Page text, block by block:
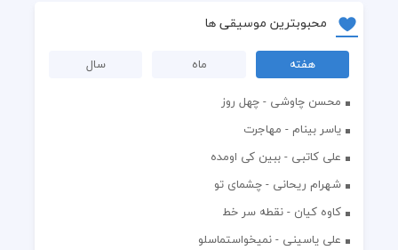
محبوبترین موسیقی ها
هفته ماه
سال
محسن چاوشی - چهل روز
یاسر بینام - مهاجرت
علی کاتبی - ببین کی اومده
شهرام ریحانی - چشمای تو
کاوه کیان - نقطه سر خط
علی یاسینی - نمیخواستماسلو